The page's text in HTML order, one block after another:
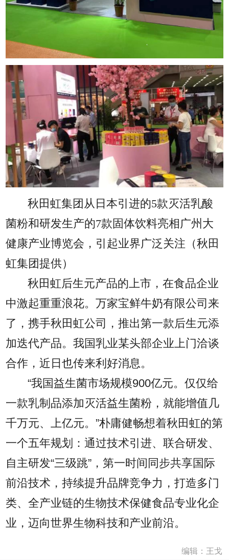
秋田虹集团从日本引进的5款灭活乳酸
菌粉和研发生产的7款固体饮料亮相广州大
健康产业博览会，引起业界广泛关注（秋田
虹集团提供）
秋田虹后生元产品的上市，在食品企业
中激起重重浪花。万家宝鲜牛奶有限公司来
了，携手秋田虹公司，推出第一款后生元添
加迭代产品。我国乳业某头部企业上门洽谈
合作，近日也传来利好消息。
“我国益生菌市场规模900亿元。仅仅给
一款乳制品添加灭活益生菌粉，就能增值几
千万元、上亿元。”朴庸健畅想着秋田虹的第
一个五年规划：通过技术引进、联合研发、
自主研发“三级跳”，第一时间同步共享国际
前沿技术，持续提升品牌竞争力，打造多门
类、全产业链的生物技术保健食品专业化企
业，迈向世界生物科技和产业前沿。
编辑：王戈